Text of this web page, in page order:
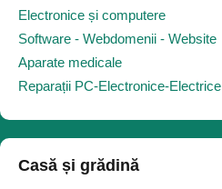
Electronice și computere
Software - Webdomenii - Website
Aparate medicale
Reparații PC-Electronice-Electrice
Casă și grădină